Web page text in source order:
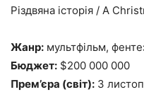
Різдвяна історія / A
Жанр: мультфільм,
Бюджет: $200 000 000
Прем’єра (світ): 3